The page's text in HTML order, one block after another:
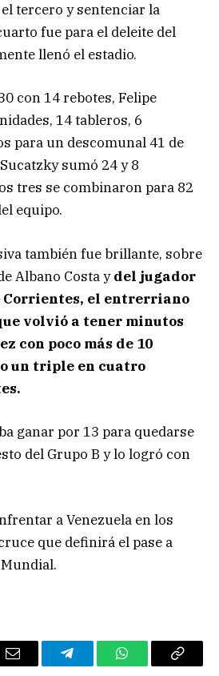
tercero y sentenciar la
fue para el deleite del
llenó el estadio.
con 14 rebotes, Felipe
14 tableros, 6
para un descomunal 41 de
sumó 24 y 8
tres se combinaron para 82
equipo.
también fue brillante, sobre
Albano Costa ydel jugador
Corrientes, el entrerriano
volvió a tener minutos
con poco más de 10
un triple en cuatro
ganar por 13 para quedarse
del Grupo B y lo logró con
a Venezuela en los
que definirá el pase a
Email TelegramWhatsAppCopy